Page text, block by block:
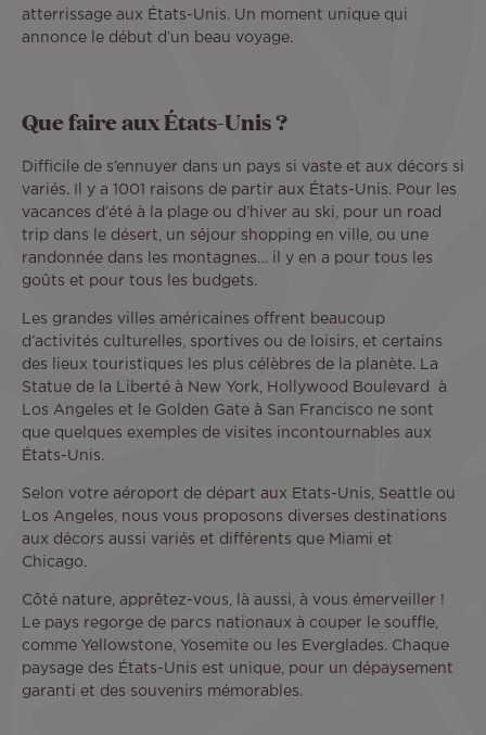
atterrissage aux États-Unis. Un moment unique qui
annonce le début d’un beau voyage.
Que faire aux États-Unis ?
Difficile de s’ennuyer dans un pays si vaste et aux décors si
variés. Il y a 1001 raisons de partir aux États-Unis. Pour les
vacances d’été à la plage ou d’hiver au ski, pour un road
trip dans le désert, un séjour shopping en ville, ou une
randonnée dans les montagnes… il y en a pour tous les
goûts et pour tous les budgets.
Les grandes villes américaines offrent beaucoup
d’activités culturelles, sportives ou de loisirs, et certains
des lieux touristiques les plus célèbres de la planète. La
Statue de la Liberté à New York, Hollywood Boulevard à
Los Angeles et le Golden Gate à San Francisco ne sont
que quelques exemples de visites incontournables aux
États-Unis.
Selon votre aéroport de départ aux Etats-Unis, Seattle ou
Los Angeles, nous vous proposons diverses destinations
aux décors aussi variés et différents que Miami et
Chicago.
Côté nature, apprêtez-vous, là aussi, à vous émerveiller !
Le pays regorge de parcs nationaux à couper le souffle,
comme Yellowstone, Yosemite ou les Everglades. Chaque
paysage des États-Unis est unique, pour un dépaysement
garanti et des souvenirs mémorables.